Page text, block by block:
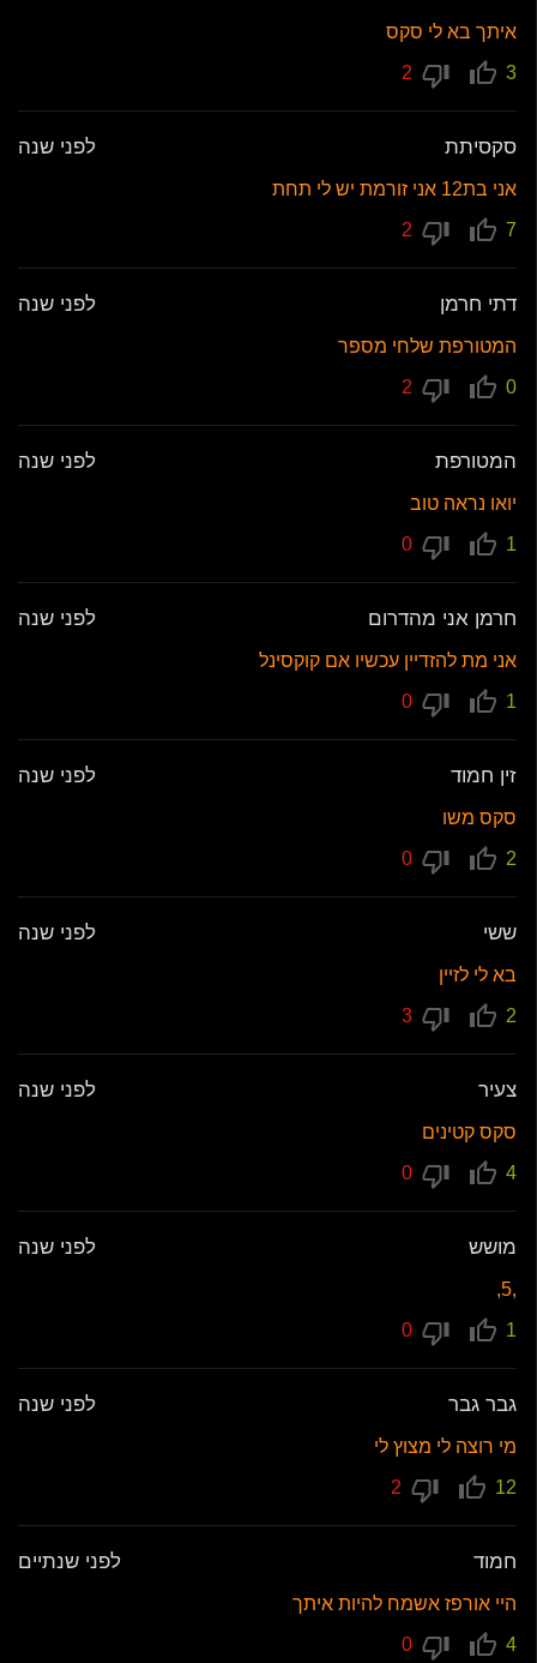
איתך בא לי סקס
3
סקסיתת לפני שנה
אני בת12 אני זורמת יש לי תחת
7
דתי חרמן לפני שנה
המטורפת שלחי מספר
0
המטורפת לפני שנה
יואו נראה טוב
1
חרמן אני מהדרום לפני שנה
אני מת להזדיין עכשיו אם קוקסינל
1
זין חמוד לפני שנה
סקס משו
2
ששי לפני שנה
בא לי לזיין
2
צעיר לפני שנה
סקס קטינים
4
מושש לפני שנה
,5,
1
גבר גבר לפני שנה
מי רוצה לי מצוץ לי
12
חמוד לפני שנתיים
היי אורפז אשמח להיות איתך
4